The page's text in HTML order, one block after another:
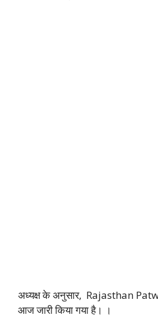
अध्यक्ष के अनुसार, Rajasthan
आज जारी किया गया है। ।